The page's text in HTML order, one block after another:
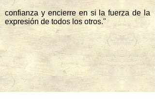
confianza y encierre en si la fuerza de la
expresión de todos los otros."